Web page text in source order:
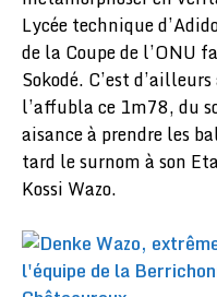
Lycée technique
de la Coupe de l’ONU
Sokodé. C’est
l’affubla ce 1m78, du
aisance à prendre les
tard le surnom à son
Kossi Wazo.